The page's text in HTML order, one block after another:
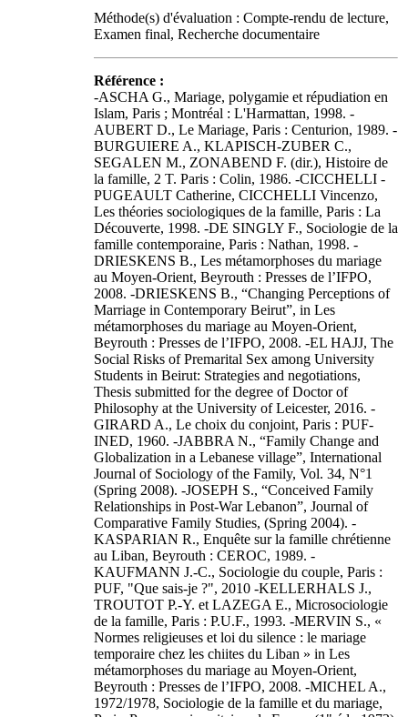
Méthode(s) d'évaluation : Compte-rendu de lecture,
Examen final, Recherche documentaire
Référence :
-ASCHA G., Mariage, polygamie et répudiation en
Islam, Paris ; Montréal : L'Harmattan, 1998. -
AUBERT D., Le Mariage, Paris : Centurion, 1989. -
BURGUIERE A., KLAPISCH-ZUBER C.,
SEGALEN M., ZONABEND F. (dir.), Histoire de
la famille, 2 T. Paris : Colin, 1986. -CICCHELLI -
PUGEAULT Catherine, CICCHELLI Vincenzo,
Les théories sociologiques de la famille, Paris : La
Découverte, 1998. -DE SINGLY F., Sociologie de la
famille contemporaine, Paris : Nathan, 1998. -
DRIESKENS B., Les métamorphoses du mariage
au Moyen-Orient, Beyrouth : Presses de l’IFPO,
2008. -DRIESKENS B., “Changing Perceptions of
Marriage in Contemporary Beirut”, in Les
métamorphoses du mariage au Moyen-Orient,
Beyrouth : Presses de l’IFPO, 2008. -EL HAJJ, The
Social Risks of Premarital Sex among University
Students in Beirut: Strategies and negotiations,
Thesis submitted for the degree of Doctor of
Philosophy at the University of Leicester, 2016. -
GIRARD A., Le choix du conjoint, Paris : PUF-
INED, 1960. -JABBRA N., “Family Change and
Globalization in a Lebanese village”, International
Journal of Sociology of the Family, Vol. 34, N°1
(Spring 2008). -JOSEPH S., “Conceived Family
Relationships in Post-War Lebanon”, Journal of
Comparative Family Studies, (Spring 2004). -
KASPARIAN R., Enquête sur la famille chrétienne
au Liban, Beyrouth : CEROC, 1989. -
KAUFMANN J.-C., Sociologie du couple, Paris :
PUF, "Que sais-je ?", 2010 -KELLERHALS J.,
TROUTOT P.-Y. et LAZEGA E., Microsociologie
de la famille, Paris : P.U.F., 1993. -MERVIN S., «
Normes religieuses et loi du silence : le mariage
temporaire chez les chiites du Liban » in Les
métamorphoses du mariage au Moyen-Orient,
Beyrouth : Presses de l’IFPO, 2008. -MICHEL A.,
1972/1978, Sociologie de la famille et du mariage,